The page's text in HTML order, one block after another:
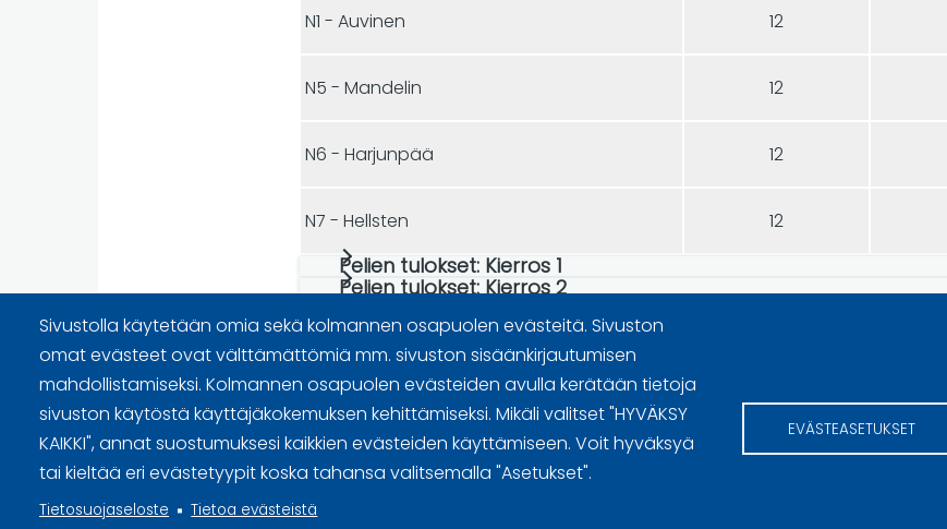
N1 - Auvinen 12
N5 - Mandelin 12
N6 - Harjunpää 12
N7 - Hellsten 12
Pelien tulokset: Kierros 1
Pelien tulokset: Kierros 2
Sivustolla käytetään omia sekä kolmannen osapuolen evästeitä. Sivuston
omat evästeet ovat välttämättömiä mm. sivuston sisäänkirjautumisen
mahdollistamiseksi. Kolmannen osapuolen evästeiden avulla kerätään tietoja
sivuston käytöstä käyttäjäkokemuksen kehittämiseksi. Mikäli valitset "HYVÄKSY
KAIKKI", annat suostumuksesi kaikkien evästeiden käyttämiseen. Voit hyväksyä
tai kieltää eri evästetyypit koska tahansa valitsemalla "Asetukset".
Tietosuojaseloste Tietoa evästeistä
EVÄSTEASETUKSET
Sivuston käyttöehdot ja sisällön käyttöoikeudet
Tietosuojaselosteet
Tietoa evästeistä